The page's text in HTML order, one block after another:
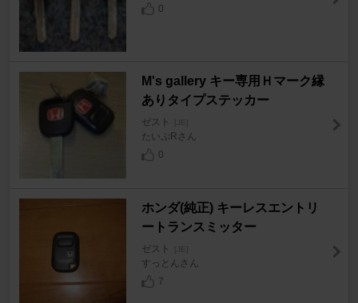
0
M's gallery キー専用Ｈマーク縁
ありタイプステッカー
ゼスト [JE]
たいぷRさん
0
ホンダ(純正) キーレスエントリ
ートランスミッター
ゼスト [JE]
すっとんさん
7